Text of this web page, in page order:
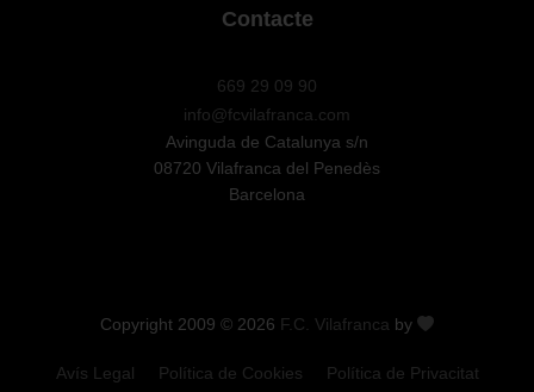
Contacte
669 29 09 90
info@fcvilafranca.com
Avinguda de Catalunya s/n
08720 Vilafranca del Penedès
Barcelona
Copyright 2009 © 2026 F.C. Vilafranca by
Avís Legal Política de Cookies Política de Privacitat